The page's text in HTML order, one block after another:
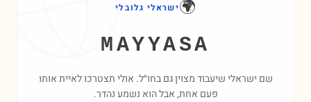
🌍ישראלי גלובלי
MAYYASA
שם ישראלי שיעבוד מצוין גם בחו״ל. אולי תצטרכו לאיית אותו
פעם אחת, אבל הוא נשמע נהדר.